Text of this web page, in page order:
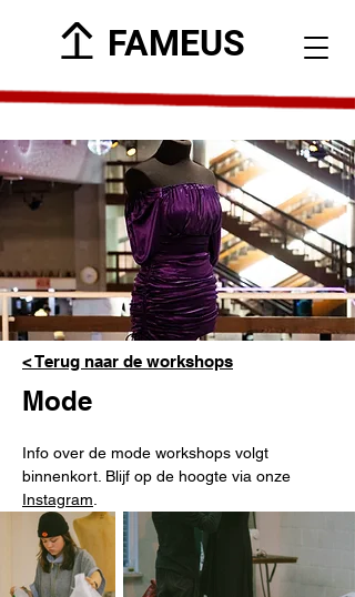
FAMEUS
< Terug naar de workshops
Mode
Info over de mode workshops volgt
binnenkort. Blijf op de hoogte via onze
Instagram